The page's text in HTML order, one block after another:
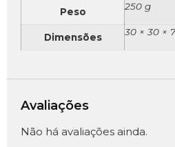
Peso 250 g
Dimensões 30 × 30 ×
Avaliações
Não há avaliações ainda.